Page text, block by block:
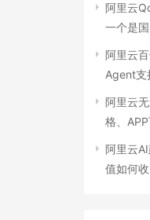
阿里云
一个是
阿里云
Agent支
阿里云
格、
阿里云
值如何